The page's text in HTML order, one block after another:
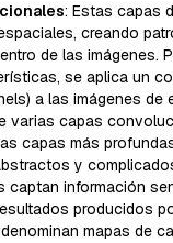
: Estas capas
creando
de las imágenes.
se aplica un
a las imágenes de
varias capas
capas más
y
captan información
producidos
mapas de